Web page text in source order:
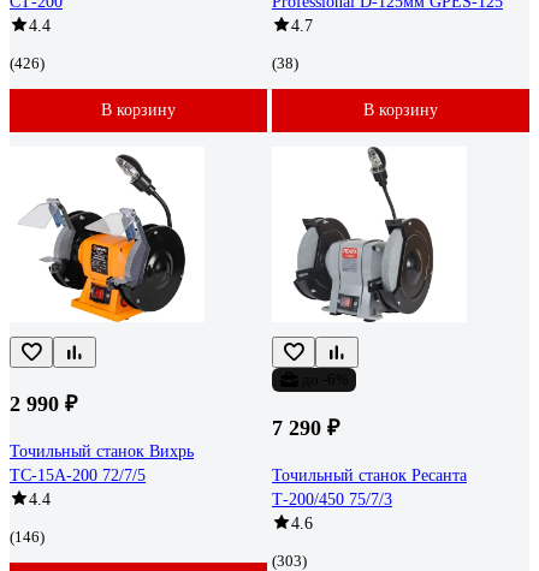
4.4
(426)
В корзину
4.7
(38)
В корзину
2 990 ₽
Точильный станок Вихрь
ТС-15А-200 72/7/5
4.4
(146)
7 290 ₽
Точильный станок Ресанта
Т-200/450 75/7/3
4.6
(303)